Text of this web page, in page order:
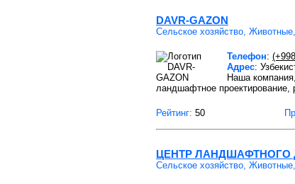
DAVR-GAZON
Сельское хозяйство,
Телефон:
Адрес:
Наша
ландшафтное проектирование,
Рейтинг: 50
ЦЕНТР ЛАНДШАФТНОГО
Сельское хозяйство,